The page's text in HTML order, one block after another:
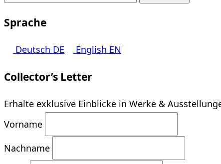
Sprache
Deutsch DE English EN
Collector’s Letter
Erhalte exklusive Einblicke in Werke &
Vorname
Nachname